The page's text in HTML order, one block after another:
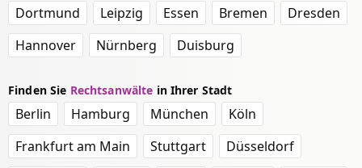
Dortmund
Leipzig Essen Bremen
Dresden
Hannover
Nürnberg Duisburg
Finden Sie Rechtsanwälte in Ihrer Stadt
Berlin Hamburg München
Köln
Frankfurt am Main
Stuttgart
Düsseldorf